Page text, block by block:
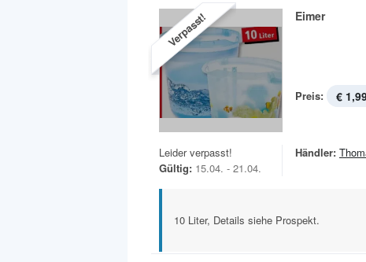
Verpasst! Eimer
Preis: €
Leider verpasst!
Gültig: 15.04. - 21.04.
Händler:
10 Liter, Details siehe Prospekt.